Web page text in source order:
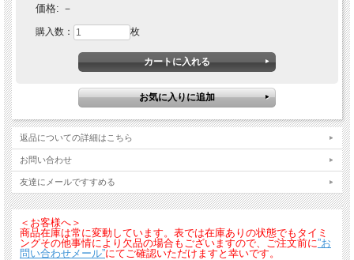
価格: －
購入数： 枚
返品についての詳細はこちら
お問い合わせ
友達にメールですすめる
＜お客様へ＞
商品在庫は常に変動しています。表では在庫ありの状態でもタイミ
ングその他事情により欠品の場合もございますので、ご注文前に”お
問い合わせメール”にてご確認いただけますと幸いです。